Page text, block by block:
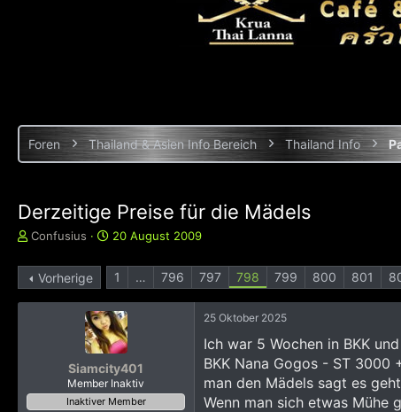
Foren Thailand & Asien Info Bereich Thailand Info
Derzeitige Preise für die Mädels
E
s
t
Confusius
E
s
l
l
t
a
m
20 August 2009
Vorherige 1 … 796 797 798 799 800 801
Siamcity401
Member Inaktiv
Inaktiver Member
25 Oktober 2025
Ich war 5 Wochen in BKK
BKK Nana Gogos - ST 3000
man den Mädels sagt es
Wenn man sich etwas Mühe